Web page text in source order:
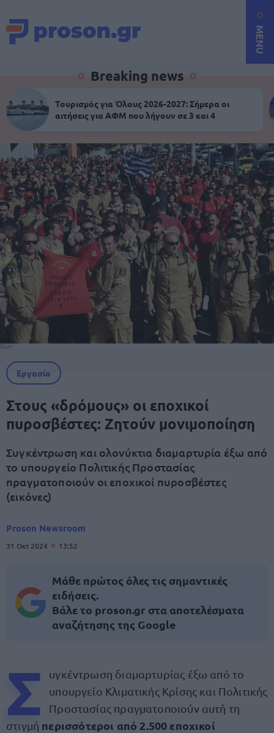
MENU
Breaking news
Τουρισμός για Όλους 2026-2027: Σήμερα οι
αιτήσεις για ΑΦΜ που λήγουν σε 3 και 4
Εργασία
Στους «δρόμους» οι εποχικοί
πυροσβέστες: Ζητούν μονιμοποίηση
Συγκέντρωση και ολονύκτια διαμαρτυρία έξω από
το υπουργείο Πολιτικής Προστασίας
πραγματοποιούν οι εποχικοί πυροσβέστες
(εικόνες)
Proson Newsroom
31 Οκτ 2024 13:52
Μάθε πρώτος όλες τις σημαντικές
ειδήσεις.
Βάλε το proson.gr στα αποτελέσματα
αναζήτησης της Google
Σ
υγκέντρωση διαμαρτυρίας έξω από το
υπουργείο Κλιματικής Κρίσης και Πολιτικής
Προστασίας πραγματοποιούν αυτή τη
στιγμή περισσότεροι από 2.500 εποχικοί